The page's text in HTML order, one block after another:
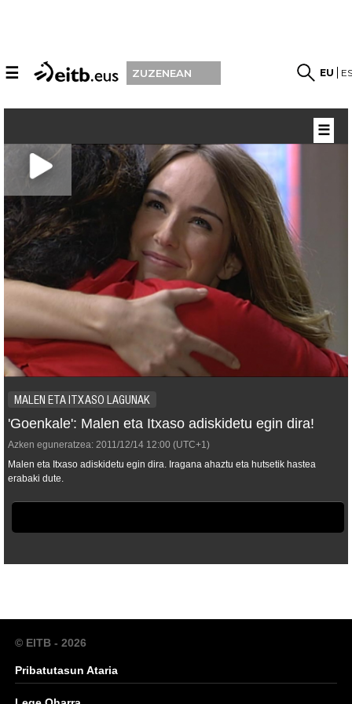
☰ ZUZENEAN EU
MALEN ETA ITXASO LAGUNAK
'Goenkale': Malen eta Itxaso adiskidetu egin dira!
Azken eguneratzea: 2011/12/14 12:00 (UTC+1)
Malen eta Itxaso adiskidetu egin dira. Iragana ahaztu eta hutsetik hastea
erabaki dute.
☰
© EITB - 2026
Pribatutasun Ataria